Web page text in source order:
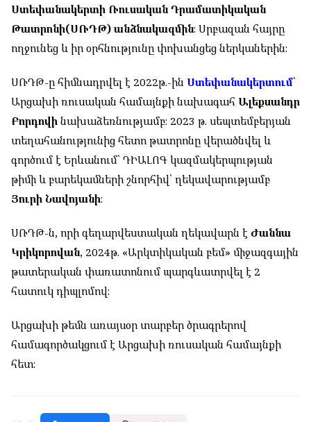
Ստեփանակերտի Ռուսական Դրամատիկական
Թատրոնի(ՍՌԴԹ) անձնակազմին։ Սրբազան հայրը
ողջունեց և իր օրհնությունը փոխանցեց ներկաներին։
ՍՌԴԹ-ը հիմնադրվել է 2022թ.-ին Ստեփանակերտում՝
Արցախի ռուսական համայնքի նախագահ Ալեքսանդր
Բորդովի նախաձեռնությամբ։ 2023 թ. սեպտեմբերյան
տեղահանությունից հետո թատրոնը վերածնվել և
գործում է Երևանում՝ ԴԻԱԼՈԳ կազմակերպության
թիմի և բարեկամների շնորհիվ՝ ղեկավարությամբ
Յուրի Նավոյանի։
ՍՌԴԹ-ն, որի գեղարվեստական ղեկավարն է Ժաննա
Կրիկորովան, 2024թ. «Արկտիկական բեմ» միջազգային
թատերական փառատոնում պարգևատրվել է 2
հատուկ դիպլոմով։
Արցախի թեմն առայսօր տարբեր ծրագրերով
համագործակցում է Արցախի ռուսական համայնքի
հետ։